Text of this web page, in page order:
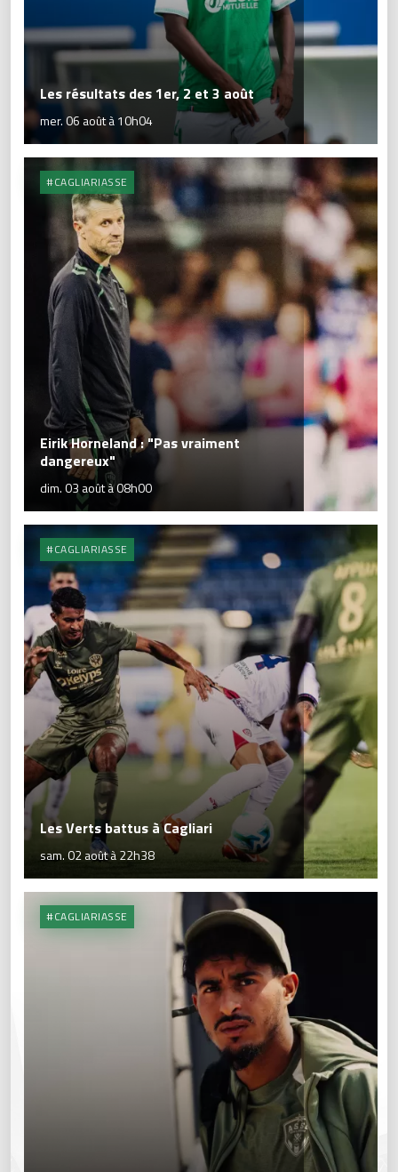
Les résultats des 1er, 2 et 3 août
mer. 06 août à 10h04
#CAGLIARIASSE
Eirik Horneland : "Pas vraiment
dangereux"
dim. 03 août à 08h00
#CAGLIARIASSE
Les Verts battus à Cagliari
sam. 02 août à 22h38
#CAGLIARIASSE